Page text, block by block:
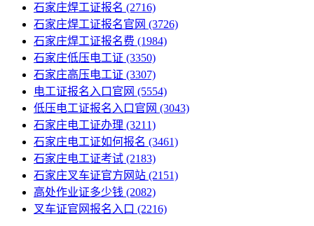
石家庄焊工证报名 (2716)
石家庄焊工证报名官网 (3726)
石家庄焊工证报名费 (1984)
石家庄低压电工证 (3350)
石家庄高压电工证 (3307)
电工证报名入口官网 (5554)
低压电工证报名入口官网 (3043)
石家庄电工证办理 (3211)
石家庄电工证如何报名 (3461)
石家庄电工证考试 (2183)
石家庄叉车证官方网站 (2151)
高处作业证多少钱 (2082)
叉车证官网报名入口 (2216)